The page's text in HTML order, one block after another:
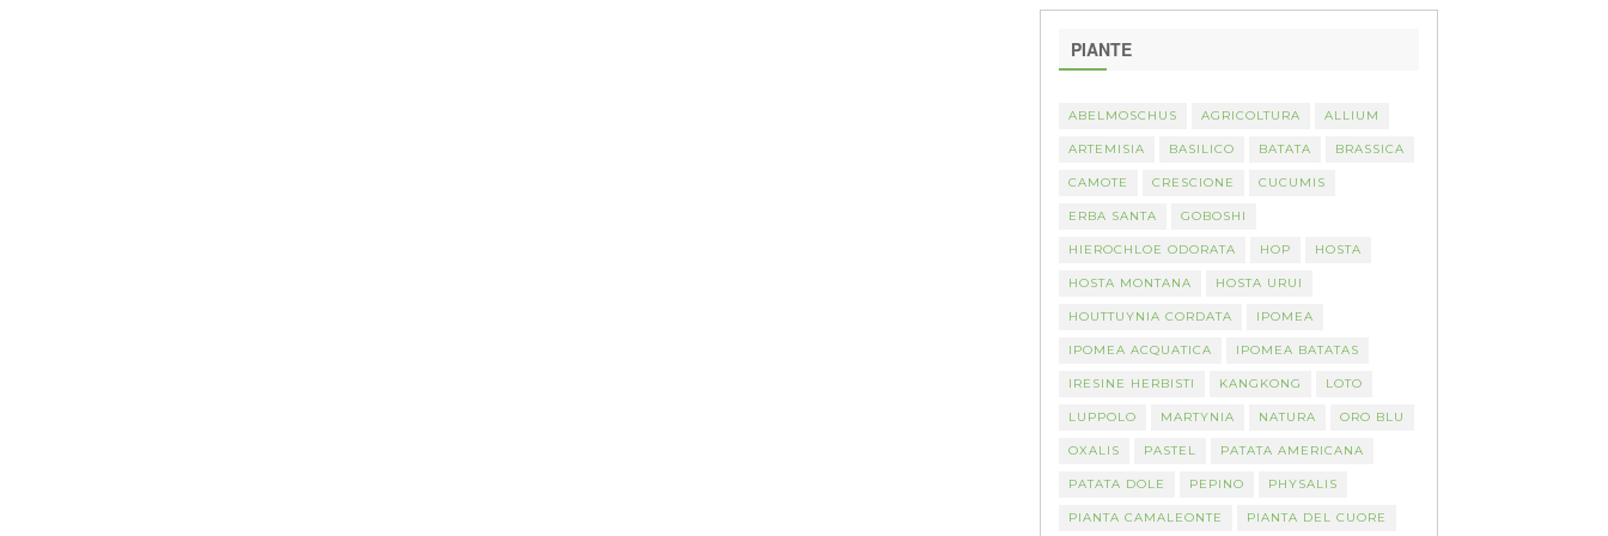
PIANTE
ABELMOSCHUS AGRICOLTURA ALLIUM
ARTEMISIA BASILICO BATATA BRASSICA
CAMOTE CRESCIONE CUCUMIS
ERBA SANTA GOBOSHI
HIEROCHLOE ODORATA HOP HOSTA
HOSTA MONTANA HOSTA URUI
HOUTTUYNIA CORDATA IPOMEA
IPOMEA ACQUATICA IPOMEA BATATAS
IRESINE HERBISTI KANGKONG LOTO
LUPPOLO MARTYNIA NATURA ORO BLU
OXALIS PASTEL PATATA AMERICANA
PATATA DOLE PEPINO PHYSALIS
PIANTA CAMALEONTE PIANTA DEL CUORE